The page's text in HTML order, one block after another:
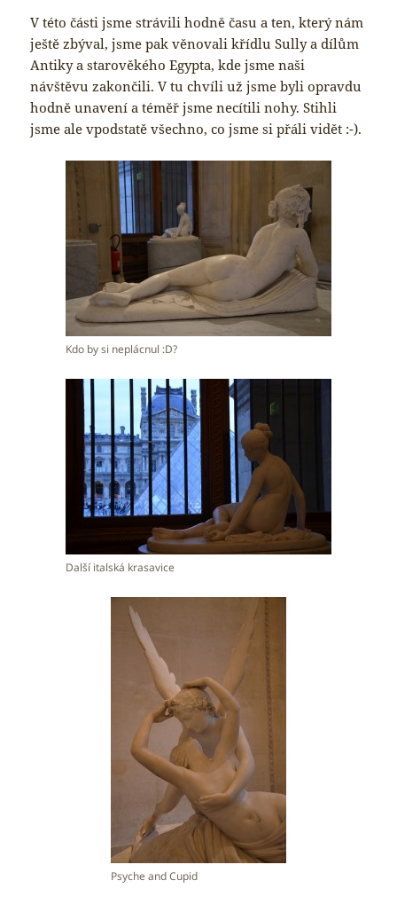
V této části jsme strávili hodně času a ten, který nám
ještě zbýval, jsme pak věnovali křídlu Sully a dílům
Antiky a starověkého Egypta, kde jsme naši
návštěvu zakončili. V tu chvíli už jsme byli opravdu
hodně unavení a téměř jsme necítili nohy. Stihli
jsme ale vpodstatě všechno, co jsme si přáli vidět :-).
Kdo by si neplácnul :D?
Další italská krasavice
Psyche and Cupid